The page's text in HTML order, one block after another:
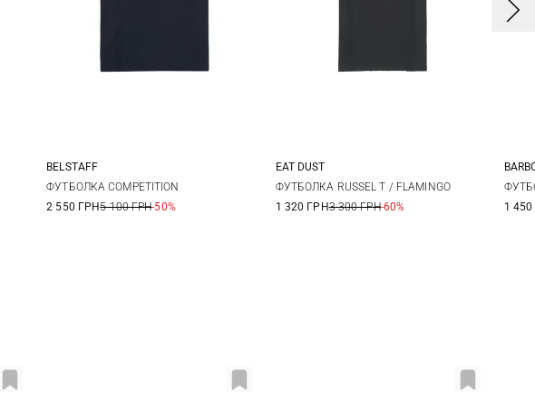
M L XL
BELSTAFF
ФУТБОЛКА COMPETITION
2 550 ГРН5 100 ГРН-50%
M L XL
EAT DUST
ФУТБОЛКА RUSSEL T / FLAMINGO
1 320 ГРН3 300 ГРН-60%
M
1